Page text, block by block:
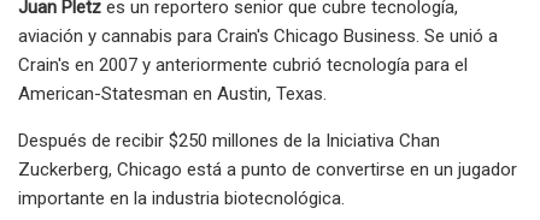
Juan Pletz es un reportero senior que cubre tecnología,
aviación y cannabis para Crain's Chicago Business. Se unió a
Crain's en 2007 y anteriormente cubrió tecnología para el
American-Statesman en Austin, Texas.
Después de recibir $250 millones de la Iniciativa Chan
Zuckerberg, Chicago está a punto de convertirse en un jugador
importante en la industria biotecnológica.